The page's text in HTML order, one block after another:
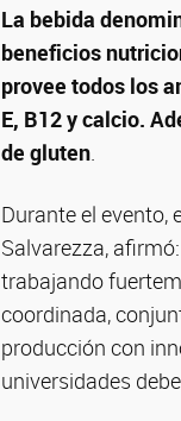
La bebida
beneficios
provee todos los
E, B12 y calcio.
de gluten.
Durante el evento,
Salvarezza,
trabajando
coordinada,
producción con
universidades